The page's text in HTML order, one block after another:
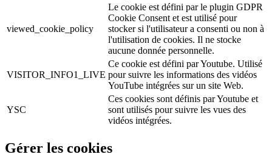
viewed_cookie_policy
Le cookie est défini par le plugin GDPR
Cookie Consent et est utilisé pour
stocker si l'utilisateur a consenti ou non à
l'utilisation de cookies. Il ne stocke
aucune donnée personnelle.
VISITOR_INFO1_LIVE
Ce cookie est défini par Youtube. Utilisé
pour suivre les informations des vidéos
YouTube intégrées sur un site Web.
YSC
Ces cookies sont définis par Youtube et
sont utilisés pour suivre les vues des
vidéos intégrées.
Gérer les cookies